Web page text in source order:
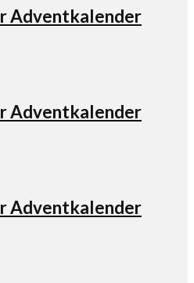
Adventkalender
Adventkalender
Adventkalender